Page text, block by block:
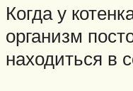
Когда у
организм
находиться в